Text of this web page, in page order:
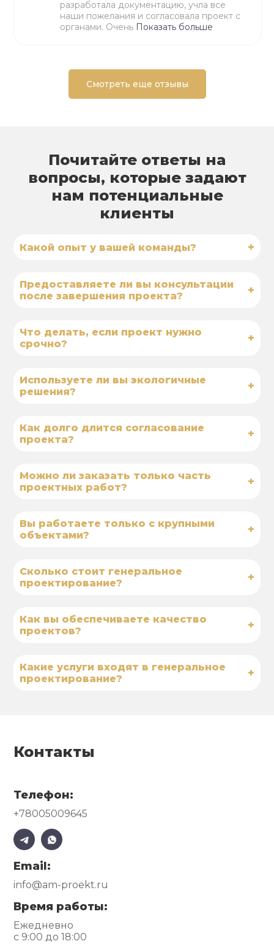
разработала документацию, учла все
наши пожелания и согласовала проект с
органами. Очень Показать больше
Смотреть еще отзывы
Почитайте ответы на
вопросы, которые задают
нам потенциальные
клиенты
Какой опыт у вашей команды? +
Предоставляете ли вы консультации
после завершения проекта?
+
Что делать, если проект нужно
срочно?
+
Используете ли вы экологичные
решения?
+
Как долго длится согласование
проекта?
+
Можно ли заказать только часть
проектных работ?
+
Вы работаете только с крупными
объектами?
+
Сколько стоит генеральное
проектирование?
+
Как вы обеспечиваете качество
проектов?
+
Какие услуги входят в генеральное
проектирование?
+
Контакты
Телефон:
+78005009645
Email:
info@am-proekt.ru
Время работы:
Ежедневно
с 9:00 до 18:00